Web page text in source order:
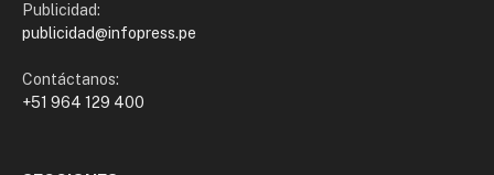
Publicidad:
publicidad@infopress.pe
Contáctanos:
+51 964 129 400